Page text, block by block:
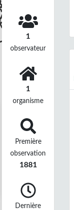
1
observateur
1
organisme
Première
observation
1881
Dernière